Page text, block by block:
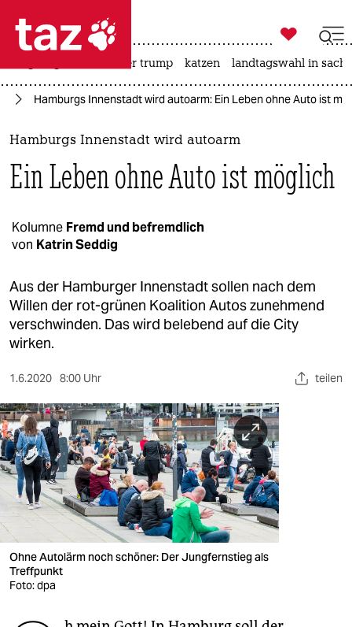
 taz zahl ich
taz zahl ich
themen
politik
gesellschaft
kultur
sport
berlin
nord
wahrheit
verlag
verlag
veranstaltungen
shop
fragen & hilfe
unterstützen

taz zahl ich
usa unter trump katzen landtagswahl in
Hamburgs Innenstadt wird autoarm: Ein Leben ohne Auto ist
Hamburgs Innenstadt wird autoarm
Ein Leben ohne Auto ist möglich
Kolumne Fremd und befremdlich
von Katrin Seddig
Aus der Hamburger Innenstadt sollen nach dem
Willen der rot-grünen Koalition Autos zunehmend
verschwinden. Das wird belebend auf die City
wirken.
1.6.2020 8:00 Uhr teilen
Ohne Autolärm noch schöner: Der Jungfernstieg als
Treffpunkt
Foto: dpa